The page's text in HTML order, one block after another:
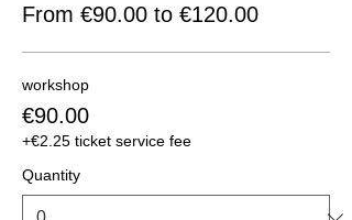
From €90.00 to €120.00
workshop
€90.00
+€2.25 ticket service fee
Quantity